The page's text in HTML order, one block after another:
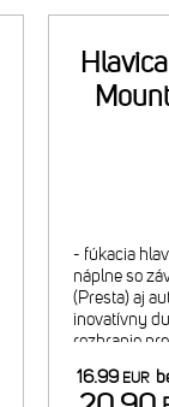
- fúkacia
náplne so
(Presta) aj
inovatívny
rozhranie
- regulácia f
16.99EUR